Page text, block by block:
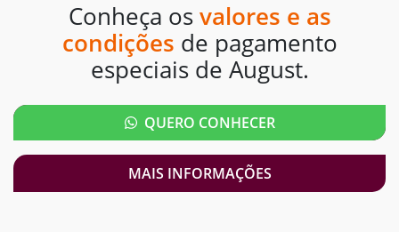
Conheça os valores e as
condições de pagamento
especiais de August.
QUERO CONHECER
MAIS INFORMAÇÕES